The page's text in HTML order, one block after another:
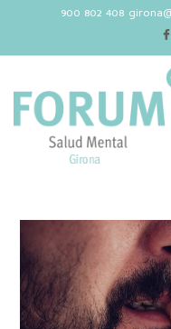
900 802 408